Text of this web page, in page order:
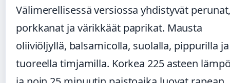
Välimerellisessä versiossa yhdistyvät
porkkanat ja värikkäät paprikat. Mausta
oliiviöljyllä, balsamicolla, suolalla, pippurilla ja
tuoreella timjamilla. Korkea 225 asteen